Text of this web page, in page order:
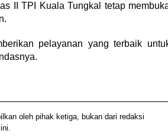
II TPI Kuala Tungkal tetap
pelayanan yang terbaik
oleh pihak ketiga, bukan dari redaksi